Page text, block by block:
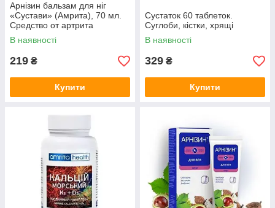
Арнізин бальзам для ніг
«Сустави» (Амрита), 70 мл.
Средство от артрита
В наявності
219 ₴
Купити
Сустаток 60 таблеток.
Суглоби, кістки, хрящі
В наявності
329 ₴
Купити